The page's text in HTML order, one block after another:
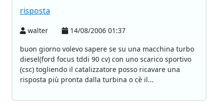
risposta
walter
14/08/2006 01:37
buon giorno volevo sapere se su una macchina turbo
diesel(ford focus tddi 90 cv) con uno scarico sportivo
(csc) togliendo il catalizzatore posso ricavare una
risposta più pronta dalla turbina o cè il...